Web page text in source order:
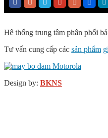
Hê thống trung tâm phân phối
Tư vấn cung cấp các sản phẩm g
Design by: BKNS